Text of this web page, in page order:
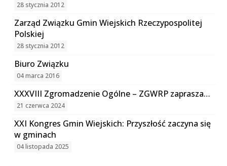
28 stycznia 2012
Zarząd Związku Gmin Wiejskich Rzeczypospolitej
Polskiej
28 stycznia 2012
Biuro Związku
04 marca 2016
XXXVIII Zgromadzenie Ogólne – ZGWRP zaprasza…
21 czerwca 2024
XXI Kongres Gmin Wiejskich: Przyszłość zaczyna się
w gminach
04 listopada 2025